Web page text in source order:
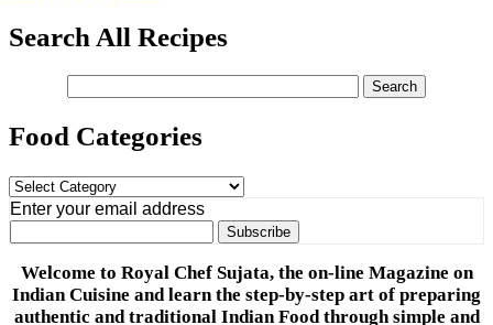
Search All Recipes
Food Categories
Food
Categories
Enter your email address
Welcome to Royal Chef Sujata, the on-line Magazine on
Indian Cuisine and learn the step-by-step art of preparing
authentic and traditional Indian Food through simple and